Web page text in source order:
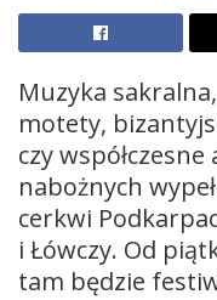
Muzyka
motety,
czy
nabożnych
cerkwi
i Łówczy. Od
tam będzie